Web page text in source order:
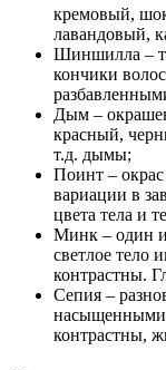
кремовый,
лавандовый,
Шиншилла –
кончики
Дым –
красный,
т.д. дымы;
Поинт –
вариации в
цвета тела и
Минк – один
светлое тело
контрастны.
Сепия –
насыщенными
контрастны,